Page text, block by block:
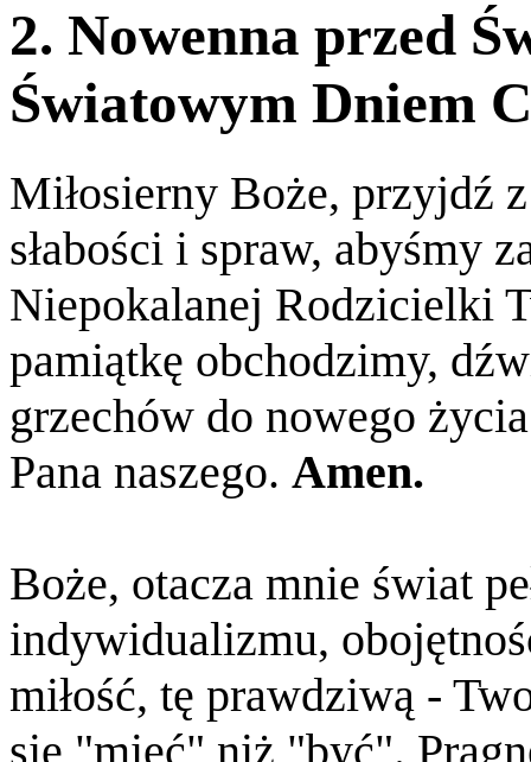
2. Nowenna przed
Światowym Dniem
Miłosierny Boże, przyjdź
słabości i spraw, abyśmy
Niepokalanej Rodzicielki
pamiątkę obchodzimy,
grzechów do nowego
Pana naszego. Amen.
Boże, otacza mnie świat
indywidualizmu,
miłość, tę prawdziwą -
się "mieć" niż "być".